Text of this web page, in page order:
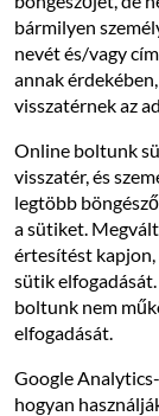
bármilyen
nevét és/vagy
annak
visszatérnek az
Online boltunk
visszatér, és
legtöbb
a sütiket.
értesítést kapjon,
sütik
boltunk nem
elfogadását.
Google
hogyan